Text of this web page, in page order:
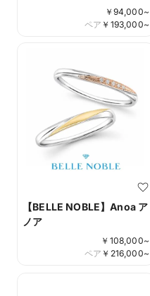
￥ 94,000~
￥ 193,000~
ペア
【BELLE NOBLE】Anoa ア
ノア
￥ 108,000~
￥ 216,000~
ペア